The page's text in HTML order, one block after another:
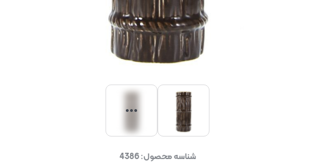
شناسه محصول:4386